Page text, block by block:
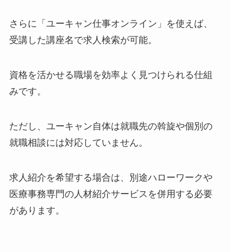
さらに「ユーキャン仕事オンライン」を使えば、
受講した講座名で求人検索が可能。
資格を活かせる職場を効率よく見つけられる仕組
みです。
ただし、ユーキャン自体は就職先の斡旋や個別の
就職相談には対応していません。
求人紹介を希望する場合は、別途ハローワークや
医療事務専門の人材紹介サービスを併用する必要
があります。